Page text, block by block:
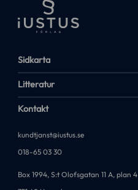
Sidkarta
Litteratur
Kontakt
kundtjanst@iustus.se
018-65 03 30
Box 1994, S:t Olofsgatan 11 A, plan 4